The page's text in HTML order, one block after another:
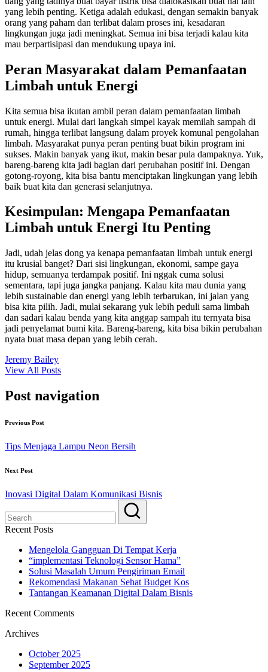
yang lebih penting. Ketiga adalah edukasi, dengan semakin banyak
orang yang paham dan terlibat dalam proses ini, kesadaran
lingkungan juga jadi meningkat. Semua ini bisa terjadi kalau kita
mau berpartisipasi dan mendukung upaya ini.
Peran Masyarakat dalam Pemanfaatan
Limbah untuk Energi
Kita semua bisa ikutan ambil peran dalam pemanfaatan limbah
untuk energi. Mulai dari langkah simpel kayak memilah sampah di
rumah, hingga terlibat langsung dalam proyek komunal pengolahan
limbah. Masyarakat punya peran penting buat bikin program ini
sukses. Makin banyak yang ikut, makin besar pula dampaknya. Yuk,
bareng-bareng kita jadi bagian dari perubahan positif ini. Dengan
gotong-royong, kita bisa bantu menciptakan lingkungan yang lebih
baik buat kita dan generasi selanjutnya.
Kesimpulan: Mengapa Pemanfaatan
Limbah untuk Energi Itu Penting
Jadi, udah jelas dong ya kenapa pemanfaatan limbah untuk energi
itu krusial banget? Dari sisi lingkungan, ekonomi, sampe gaya
hidup, semuanya terdampak positif. Ini nggak cuma solusi
sementara, tapi juga jangka panjang. Kalau kita mau dunia yang
lebih sustainable dan energi yang lebih terbarukan, ini jalan yang
bisa kita pilih. Jadi, mulai sekarang yuk lebih peduli sama limbah
dan sadari kalau benda yang kita anggap sampah itu ternyata bisa
jadi penyelamat bumi kita. Bareng-bareng, kita bisa bikin perubahan
nyata buat masa depan yang lebih cerah.
Jeremy Bailey
View All Posts
Post navigation
Previous Post
Tips Menjaga Lampu Neon Bersih
Next Post
Inovasi Digital Dalam Komunikasi Bisnis
Recent Posts
Mengelola Gangguan Di Tempat Kerja
“implementasi Teknologi Sensor Hama”
Solusi Masalah Umum Pengiriman Email
Rekomendasi Makanan Sehat Budget Kos
Tantangan Keamanan Digital Dalam Bisnis
Recent Comments
Archives
October 2025
September 2025